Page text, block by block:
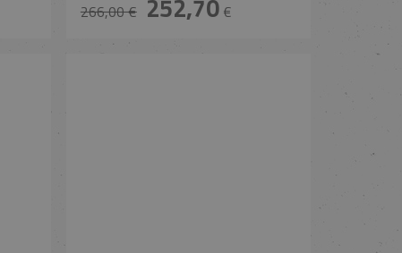
266,00 € 252,70€